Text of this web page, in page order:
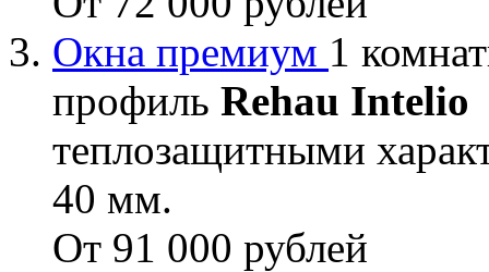
Окна премиум 1
профиль Rehau Intelio
теплозащитными
40 мм.
От 91 000 рублей